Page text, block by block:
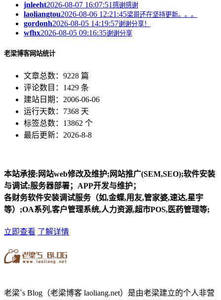
jnleeht2026-08-07 16:07:51 感谢感谢
laoliangtou2026-08-06 12:21:45梁哥还在坚持更新。。。
gordonh2026-08-05 14:19:57谢谢分享！
wfhx2026-08-05 09:16:35谢谢分享
老梁博客网站统计
文章总数：9228 篇
评论数目：1429 条
建站日期：2006-06-06
运行天数：7368 天
标签总数：13862 个
最后更新：2026-8-8
本站承接:网站web修改及维护;网站推广(SEM,SEO);软件安装
与调试;服务器部署；APP开发与维护；
各财务软件安装调试服务（如,金蝶,用友,管家婆,速达,星宇
等）;OA系列,客户管理系统,人力资源,超市POS,医药管理等;
立即查看 了解详情
老梁`s Blog（老梁博客 laoliang.net）是由老梁建立的个人非营